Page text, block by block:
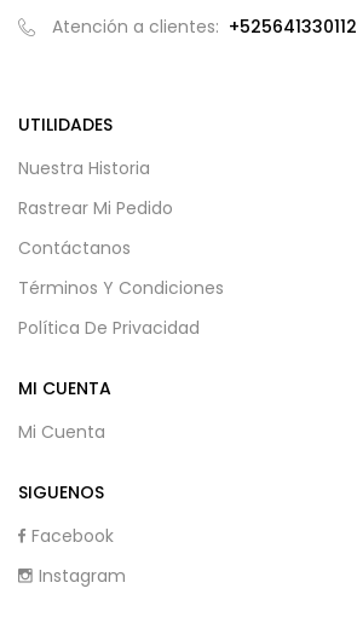
Atención a clientes: +525641330112
UTILIDADES
Nuestra Historia
Rastrear Mi Pedido
Contáctanos
Términos Y Condiciones
Política De Privacidad
MI CUENTA
Mi Cuenta
SIGUENOS
Facebook
Instagram